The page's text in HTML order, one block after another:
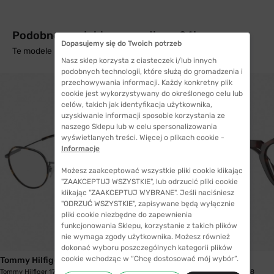
Podobne produkty z wysyłką w 24h
Te modele mogą Cię zainteresować
Tommy Hilfiger
Tommy Hilfiger 1736 KJ1 51
Persol
Persol 3292V 24 48
Dopasujemy się do Twoich potrzeb
Nasz sklep korzysta z ciasteczek i/lub innych
podobnych technologii, które służą do gromadzenia i
przechowywania informacji. Każdy konkretny plik
cookie jest wykorzystywany do określonego celu lub
celów, takich jak identyfikacja użytkownika,
uzyskiwanie informacji sposobie korzystania ze
naszego Sklepu lub w celu spersonalizowania
wyświetlanych treści. Więcej o plikach cookie -
Informacje
Możesz zaakceptować wszystkie pliki cookie klikając
"ZAAKCEPTUJ WSZYSTKIE", lub odrzucić pliki cookie
klikając "ZAAKCEPTUJ WYBRANE". Jeśli naciśniesz
"ODRZUĆ WSZYSTKIE", zapisywane będą wyłącznie
pliki cookie niezbędne do zapewnienia
funkcjonowania Sklepu, korzystanie z takich plików
nie wymaga zgody użytkownika. Możesz również
dokonać wyboru poszczególnych kategorii plików
cookie wchodząc w “Chcę dostosować mój wybór”.